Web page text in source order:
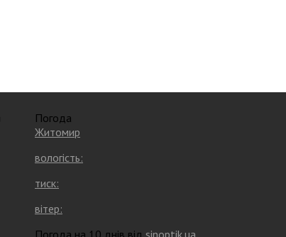
Погода
Житомир
вологість:
тиск:
вітер:
Погода на 10 днів від sinoptik.ua